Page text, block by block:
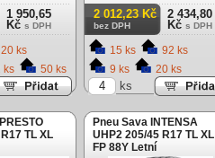
1 950,65
Kč s DPH
20 ks
ks 50 ks
Letní
2 012,23 Kč
bez DPH
2 434,80
Kč s DPH
15 ks
92 ks
9 ks
20 ks
ks
TL XL
Pneu Sava INTENSA
UHP2 205/45 R17 TL XL
FP 88Y Letní